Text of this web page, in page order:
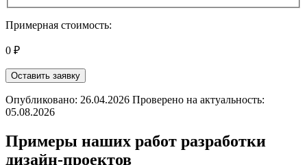
Примерная стоимость:
0 ₽
Оставить заявку
Опубликовано: 26.04.2026 Проверено на актуальность:
05.08.2026
Примеры наших работ разработки
дизайн-проектов